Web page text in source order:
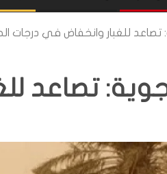
تصاعد للغبار وانخفاض في درجات
تصاعد